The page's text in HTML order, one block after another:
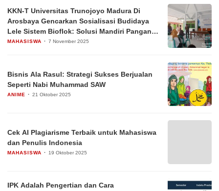
KKN-T Universitas Trunojoyo Madura Di
Arosbaya Gencarkan Sosialisasi Budidaya
Lele Sistem Bioflok: Solusi Mandiri Pangan
Dengan Teknologi Ramah Lingkungan
MAHASISWA 7 November 2025
Bisnis Ala Rasul: Strategi Sukses Berjualan
Seperti Nabi Muhammad SAW
ANIME 21 Oktober 2025
Cek AI Plagiarisme Terbaik untuk Mahasiswa
dan Penulis Indonesia
MAHASISWA 19 Oktober 2025
IPK Adalah Pengertian dan Cara